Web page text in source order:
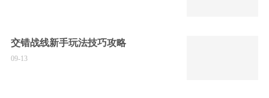
交错战线新手玩法技巧攻略
09-13